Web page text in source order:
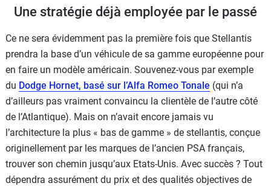
Une stratégie déjà employée par le passé
Ce ne sera évidemment pas la première fois que Stellantis
prendra la base d’un véhicule de sa gamme européenne pour
en faire un modèle américain. Souvenez-vous par exemple
du Dodge Hornet, basé sur l’Alfa Romeo Tonale (qui n’a
d’ailleurs pas vraiment convaincu la clientèle de l’autre côté
de l’Atlantique). Mais on n’avait encore jamais vu
l’architecture la plus « bas de gamme » de stellantis, conçue
originellement par les marques de l’ancien PSA français,
trouver son chemin jusqu’aux Etats-Unis. Avec succès ? Tout
dépendra assurément du prix et des qualités objectives de